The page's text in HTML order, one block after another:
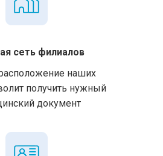
сеть филиалов
наших
получить нужный
документ